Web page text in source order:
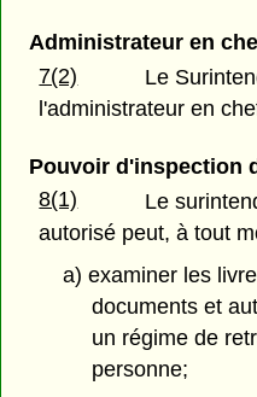
Administrateur en
7(2)
Le
l'administrateur en
Pouvoir d'inspection
8(1)
Le
autorisé peut, à tout
a) examiner les
documents et
un régime de
personne;